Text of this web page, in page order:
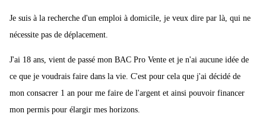
Je suis à la recherche d'un emploi à domicile, je veux dire par là, qui ne
nécessite pas de déplacement.
J'ai 18 ans, vient de passé mon BAC Pro Vente et je n'ai aucune idée de
ce que je voudrais faire dans la vie. C'est pour cela que j'ai décidé de
mon consacrer 1 an pour me faire de l'argent et ainsi pouvoir financer
mon permis pour élargir mes horizons.